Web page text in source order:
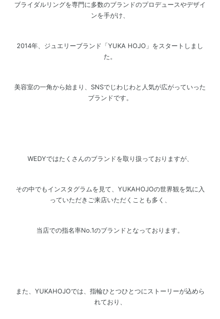
ブライダルリングを専門に多数のブランドのプロデュースやデザイ
ンを手がけ、
2014年、ジュエリーブランド「YUKA HOJO」をスタートしまし
た。
美容室の一角から始まり、SNSでじわじわと人気が広がっていった
ブランドです。
WEDYではたくさんのブランドを取り扱っておりますが、
その中でもインスタグラムを見て、YUKAHOJOの世界観を気に入
っていただきご来店いただくことも多く、
当店での指名率No.1のブランドとなっております。
また、YUKAHOJOでは、指輪ひとつひとつにストーリーが込めら
れており、